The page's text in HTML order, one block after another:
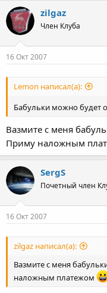
zilgaz
Член Клуба
16 Окт 2007
Lemon написал(а):
Бабульки можно будет
Вазмите с меня
Приму наложным
SergS
Почетный член
16 Окт 2007
zilgaz написал(а):
Вазмите с меня
наложным платежом